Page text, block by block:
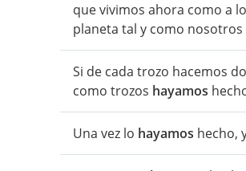
que vivimos ahora como a
planeta tal y como nosotros
Si de cada trozo hacemos
como trozos hayamos
Una vez lo hayamos hecho,